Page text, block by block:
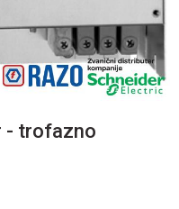
- trofazno